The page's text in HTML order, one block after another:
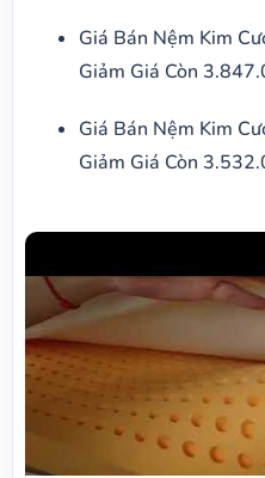
Giá Bán Nệm Kim
Giảm Giá Còn
Giá Bán Nệm Kim
Giảm Giá Còn